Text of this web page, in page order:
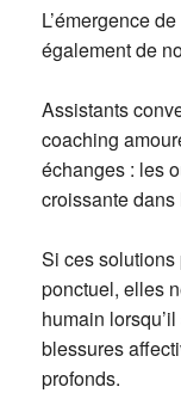
L’émergence
également de
Assistants
coaching
échanges : les
croissante
Si ces solutions
ponctuel, elles
humain
blessures
profonds.